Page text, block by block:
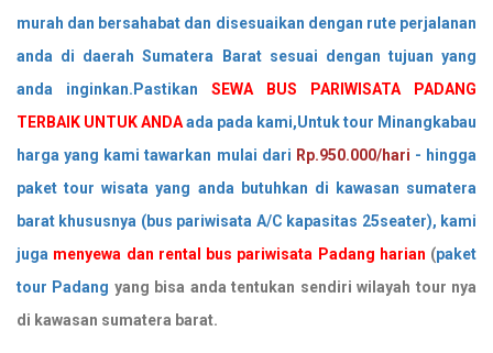
murah dan bersahabat dan disesuaikan dengan rute perjalanan
anda di daerah Sumatera Barat sesuai dengan tujuan yang
anda inginkan.Pastikan SEWA BUS PARIWISATA PADANG
TERBAIK UNTUK ANDAada pada kami,Untuk tour Minangkabau
harga yang kami tawarkan mulai dari Rp.950.000/hari - hingga
paket tour wisata yang anda butuhkan di kawasan sumatera
barat khususnya (bus pariwisata A/C kapasitas 25seater), kami
juga menyewa dan rental bus pariwisata Padang harian (paket
tour Padang yang bisa anda tentukan sendiri wilayah tour nya
di kawasan sumatera barat.